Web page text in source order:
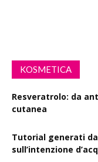
KOSMETICA
Resveratrolo: da
cutanea
Tutorial generati
sull’intenzione